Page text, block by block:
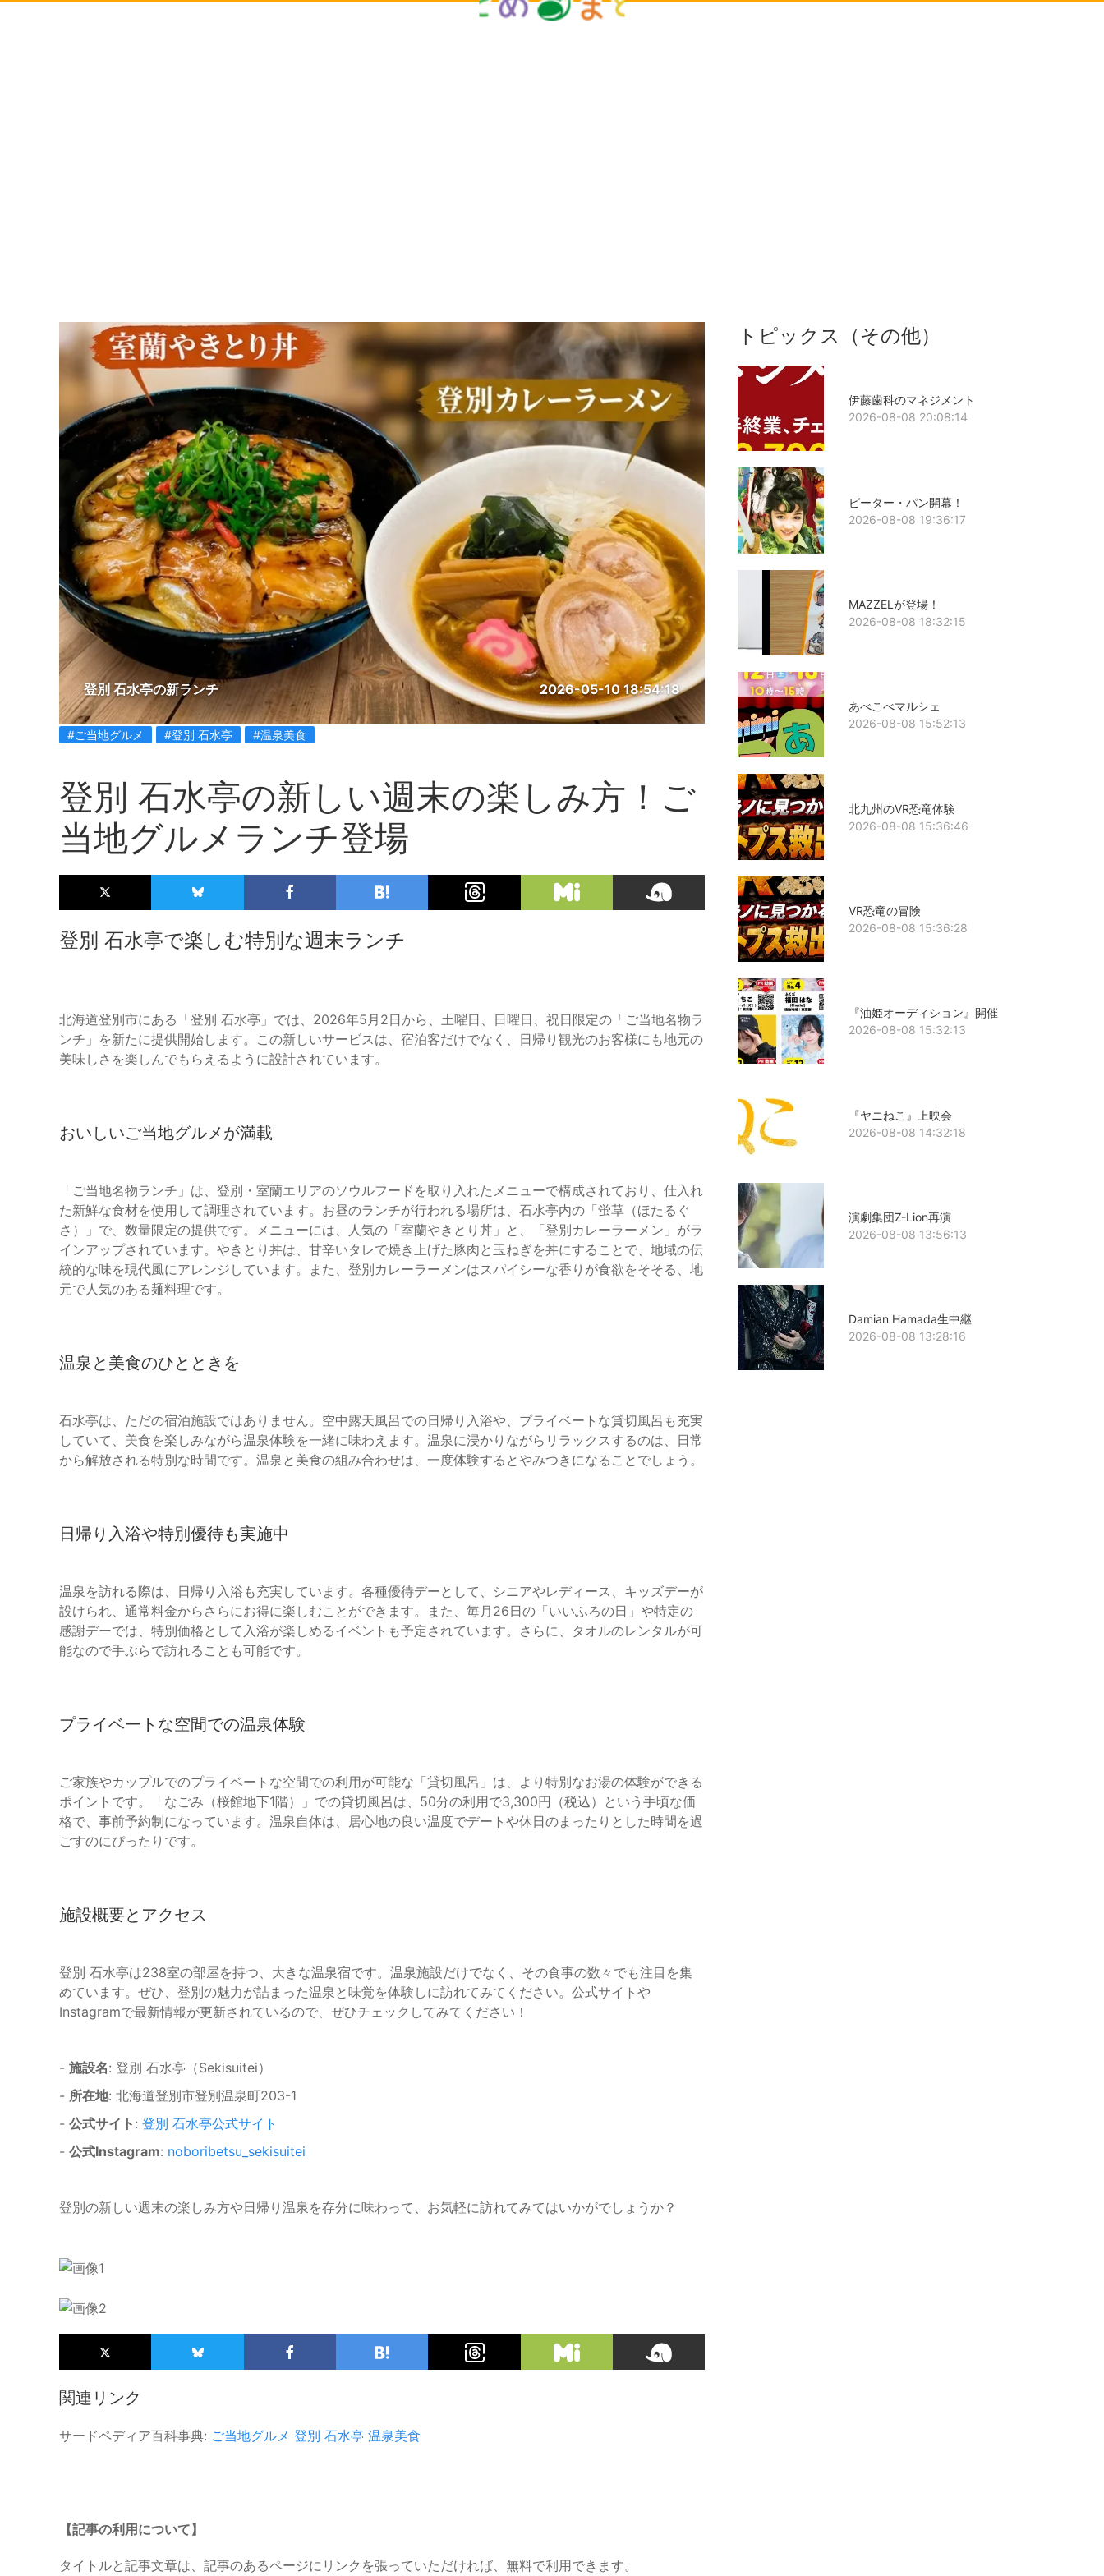
登別 石水亭の新ランチ 2026-05-10 18:54:18
#ご当地グルメ #登別 石水亭 #温泉美食
登別 石水亭の新しい週末の楽しみ方！ご
当地グルメランチ登場
登別 石水亭で楽しむ特別な週末ランチ
北海道登別市にある「登別 石水亭」では、2026年5月2日から、土曜日、日曜日、祝日限定の「ご当地名物ラ
ンチ」を新たに提供開始します。この新しいサービスは、宿泊客だけでなく、日帰り観光のお客様にも地元の
美味しさを楽しんでもらえるように設計されています。
おいしいご当地グルメが満載
「ご当地名物ランチ」は、登別・室蘭エリアのソウルフードを取り入れたメニューで構成されており、仕入れ
た新鮮な食材を使用して調理されています。お昼のランチが行われる場所は、石水亭内の「蛍草（ほたるぐ
さ）」で、数量限定の提供です。メニューには、人気の「室蘭やきとり丼」と、「登別カレーラーメン」がラ
インアップされています。やきとり丼は、甘辛いタレで焼き上げた豚肉と玉ねぎを丼にすることで、地域の伝
統的な味を現代風にアレンジしています。また、登別カレーラーメンはスパイシーな香りが食欲をそそる、地
元で人気のある麺料理です。
温泉と美食のひとときを
石水亭は、ただの宿泊施設ではありません。空中露天風呂での日帰り入浴や、プライベートな貸切風呂も充実
していて、美食を楽しみながら温泉体験を一緒に味わえます。温泉に浸かりながらリラックスするのは、日常
から解放される特別な時間です。温泉と美食の組み合わせは、一度体験するとやみつきになることでしょう。
日帰り入浴や特別優待も実施中
温泉を訪れる際は、日帰り入浴も充実しています。各種優待デーとして、シニアやレディース、キッズデーが
設けられ、通常料金からさらにお得に楽しむことができます。また、毎月26日の「いいふろの日」や特定の
感謝デーでは、特別価格として入浴が楽しめるイベントも予定されています。さらに、タオルのレンタルが可
能なので手ぶらで訪れることも可能です。
プライベートな空間での温泉体験
ご家族やカップルでのプライベートな空間での利用が可能な「貸切風呂」は、より特別なお湯の体験ができる
ポイントです。「なごみ（桜館地下1階）」での貸切風呂は、50分の利用で3,300円（税込）という手頃な価
格で、事前予約制になっています。温泉自体は、居心地の良い温度でデートや休日のまったりとした時間を過
ごすのにぴったりです。
施設概要とアクセス
登別 石水亭は238室の部屋を持つ、大きな温泉宿です。温泉施設だけでなく、その食事の数々でも注目を集
めています。ぜひ、登別の魅力が詰まった温泉と味覚を体験しに訪れてみてください。公式サイトや
Instagramで最新情報が更新されているので、ぜひチェックしてみてください！
- 施設名: 登別 石水亭（Sekisuitei）
- 所在地: 北海道登別市登別温泉町203-1
- 公式サイト : 登別 石水亭公式サイト
- 公式Instagram: noboribetsu_sekisuitei
登別の新しい週末の楽しみ方や日帰り温泉を存分に味わって、お気軽に訪れてみてはいかがでしょうか？
関連リンク
サードペディア百科事典: ご当地グルメ 登別 石水亭 温泉美食
トピックス（その他）
伊藤歯科のマネジメント
2026-08-08 20:08:14
ピーター・パン開幕！
2026-08-08 19:36:17
MAZZELが登場！
2026-08-08 18:32:15
あべこべマルシェ
2026-08-08 15:52:13
北九州のVR恐竜体験
2026-08-08 15:36:46
VR恐竜の冒険
2026-08-08 15:36:28
『油姫オーディション』開催
2026-08-08 15:32:13
『ヤニねこ』上映会
2026-08-08 14:32:18
演劇集団Z-Lion再演
2026-08-08 13:56:13
Damian Hamada生中継
2026-08-08 13:28:16
【記事の利用について】
タイトルと記事文章は、記事のあるページにリンクを張っていただければ、無料で利用できます。